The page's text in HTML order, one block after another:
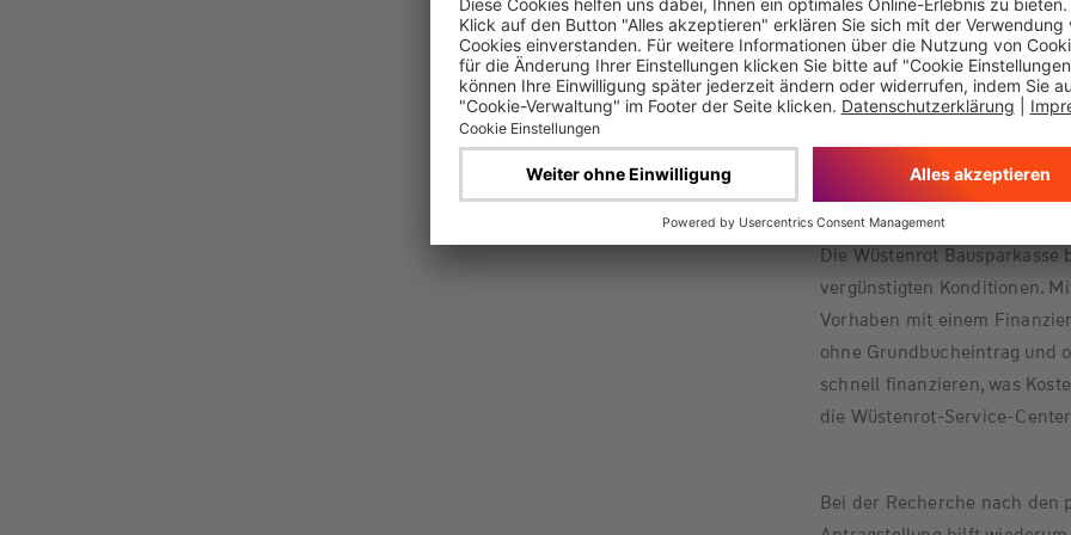
knapp 2.300 Euro jedes
von rund 80.000 Euro für
Euro durch Förderung
facto von den
den Werterhalt ihrer
Die Wüstenrot
vergünstigten Konditionen.
Vorhaben mit einem
ohne Grundbucheintrag und
schnell finanzieren, was
die Wüstenrot-Service-
Bei der Recherche nach den